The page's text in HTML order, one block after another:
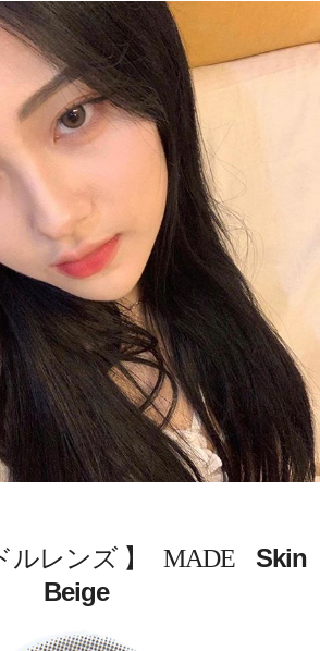
ドルレンズ 】 MADESkin
Beige